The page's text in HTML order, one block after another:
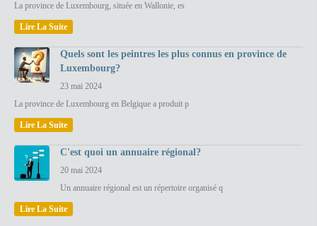
La province de Luxembourg, située en Wallonie, es
Lire La Suite
Quels sont les peintres les plus connus en province de
Luxembourg?
23 mai 2024
La province de Luxembourg en Belgique a produit p
Lire La Suite
C'est quoi un annuaire régional?
20 mai 2024
Un annuaire régional est un répertoire organisé q
Lire La Suite